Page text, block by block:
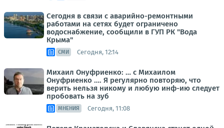
Сегодня в связи с аварийно-ремонтными
работами на сетях будет ограничено
водоснабжение, сообщили в ГУП РК "Вода
Крыма"
СМИ Сегодня, 12:14
Михаил Онуфриенко: … с Михаилом
Онуфриенко …. Я регулярно повторяю, что
верить нельзя никому и любую инф-ию следует
пробовать на зуб
МНЕНИЯ Сегодня, 11:08